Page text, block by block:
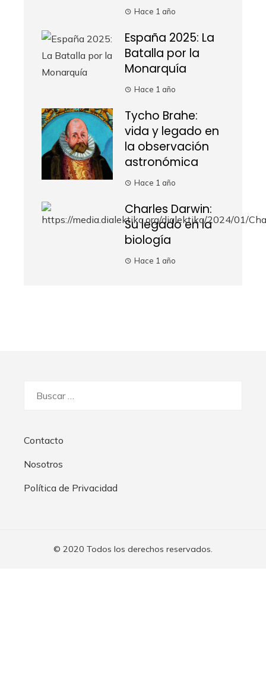
Hace 1 año
España 2025: La
Batalla por la
Monarquía
Hace 1 año
Tycho Brahe:
vida y legado en
la observación
astronómica
Hace 1 año
Charles Darwin:
Su legado en la
biología
Hace 1 año
Contacto
Nosotros
Política de Privacidad
© 2020 Todos los derechos reservados.